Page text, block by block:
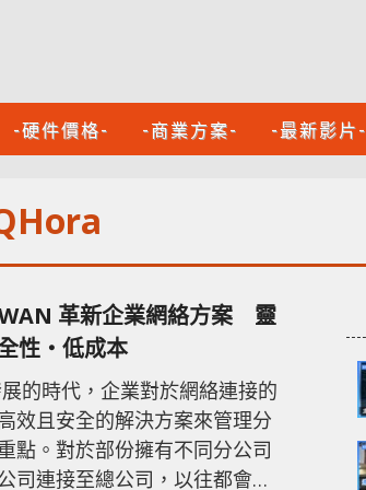
-硬件價格- -商業方案- -最新影片-
革新企業網絡方案 靈
性‧低成本
的時代，企業對於網絡連接的
效且安全的解決方案來管理分
點。對於部份擁有不同分公司
司連接至總公司，以往都會選